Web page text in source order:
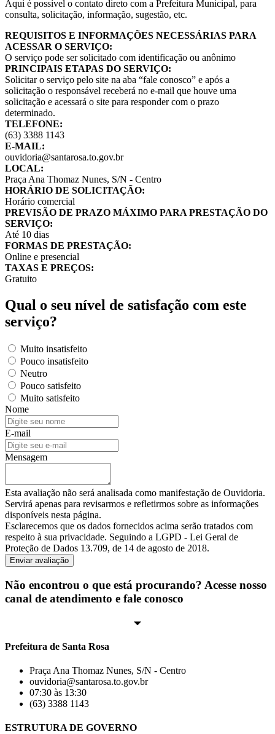
Aqui é possível o contato direto com a Prefeitura Municipal, para
consulta, solicitação, informação, sugestão, etc.
REQUISITOS E INFORMAÇÕES NECESSÁRIAS PARA
ACESSAR O SERVIÇO:
O serviço pode ser solicitado com identificação ou anônimo
PRINCIPAIS ETAPAS DO SERVIÇO:
Solicitar o serviço pelo site na aba “fale conosco” e após a
solicitação o responsável receberá no e-mail que houve uma
solicitação e acessará o site para responder com o prazo
determinado.
TELEFONE:
(63) 3388 1143
E-MAIL:
ouvidoria@santarosa.to.gov.br
LOCAL:
Praça Ana Thomaz Nunes, S/N - Centro
HORÁRIO DE SOLICITAÇÃO:
Horário comercial
PREVISÃO DE PRAZO MÁXIMO PARA PRESTAÇÃO DO
SERVIÇO:
Até 10 dias
FORMAS DE PRESTAÇÃO:
Online e presencial
TAXAS E PREÇOS:
Gratuito
Qual o seu nível de satisfação com este
serviço?
Muito insatisfeito
Pouco insatisfeito
Neutro
Pouco satisfeito
Muito satisfeito
Nome
E-mail
Mensagem
Esta avaliação não será analisada como manifestação de Ouvidoria.
Servirá apenas para revisarmos e refletirmos sobre as informações
disponíveis nesta página.
Esclarecemos que os dados fornecidos acima serão tratados com
respeito à sua privacidade. Seguindo a LGPD - Lei Geral de
Proteção de Dados 13.709, de 14 de agosto de 2018.
Enviar avaliação
Não encontrou o que está procurando? Acesse nosso
canal de atendimento e fale conosco
Prefeitura de Santa Rosa
Praça Ana Thomaz Nunes, S/N - Centro
ouvidoria@santarosa.to.gov.br
07:30 às 13:30
(63) 3388 1143
ESTRUTURA DE GOVERNO